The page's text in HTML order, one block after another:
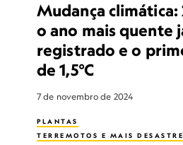
Mudança climática:
o ano mais quente
registrado e o
de 1,5°C
7 de novembro de 2024
PLANTAS
TERREMOTOS E MAIS